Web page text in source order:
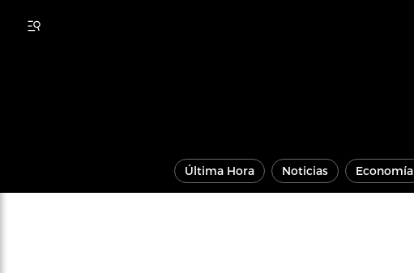
Última Hora Noticias Economía